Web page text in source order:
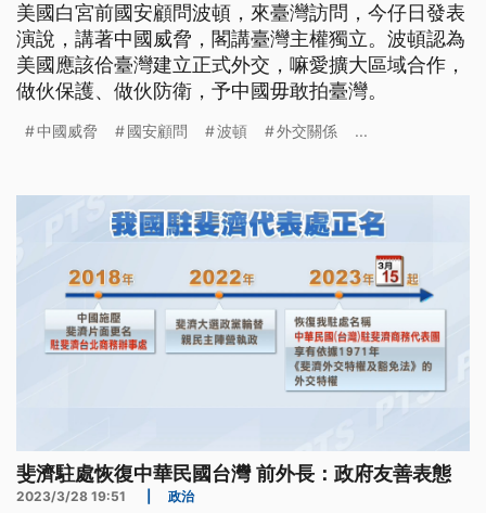
美國白宮前國安顧問波頓，來臺灣訪問，今仔日發表
演說，講著中國威脅，閣講臺灣主權獨立。波頓認為
美國應該佮臺灣建立正式外交，嘛愛擴大區域合作，
做伙保護、做伙防衛，予中國毋敢拍臺灣。
中國威脅 國安顧問 波頓 外交關係 ...
斐濟駐處恢復中華民國台灣 前外長：政府友善表態
2023/3/28 19:51 政治